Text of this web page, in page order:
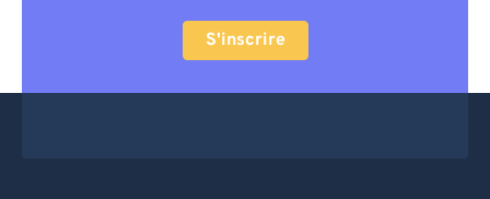
S'inscrire